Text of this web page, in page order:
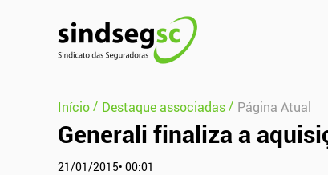
Início/ Destaque associadas/ Página Atual
Generali finaliza a
21/01/2015• 00:01